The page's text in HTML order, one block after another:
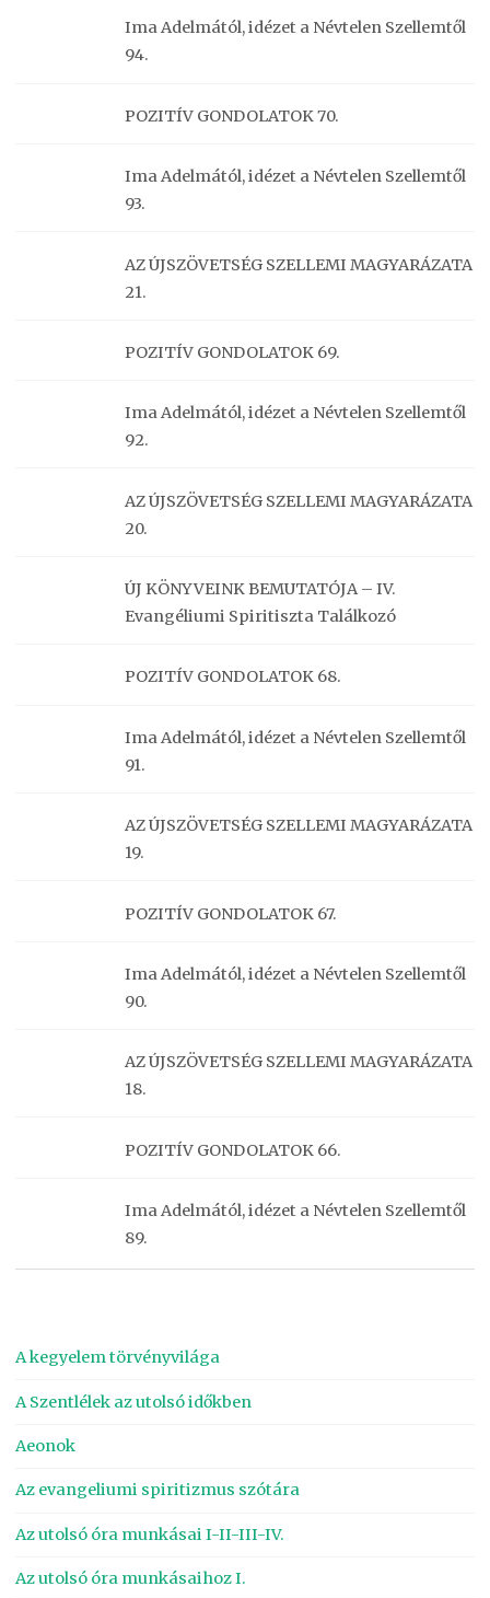
Ima Adelmától, idézet a Névtelen Szellemtől
94.
POZITÍV GONDOLATOK 70.
Ima Adelmától, idézet a Névtelen Szellemtől
93.
AZ ÚJSZÖVETSÉG SZELLEMI MAGYARÁZATA
21.
POZITÍV GONDOLATOK 69.
Ima Adelmától, idézet a Névtelen Szellemtől
92.
AZ ÚJSZÖVETSÉG SZELLEMI MAGYARÁZATA
20.
ÚJ KÖNYVEINK BEMUTATÓJA – IV.
Evangéliumi Spiritiszta Találkozó
POZITÍV GONDOLATOK 68.
Ima Adelmától, idézet a Névtelen Szellemtől
91.
AZ ÚJSZÖVETSÉG SZELLEMI MAGYARÁZATA
19.
POZITÍV GONDOLATOK 67.
Ima Adelmától, idézet a Névtelen Szellemtől
90.
AZ ÚJSZÖVETSÉG SZELLEMI MAGYARÁZATA
18.
POZITÍV GONDOLATOK 66.
Ima Adelmától, idézet a Névtelen Szellemtől
89.
A kegyelem törvényvilága
A Szentlélek az utolsó időkben
Aeonok
Az evangeliumi spiritizmus szótára
Az utolsó óra munkásai I-II-III-IV.
Az utolsó óra munkásaihoz I.